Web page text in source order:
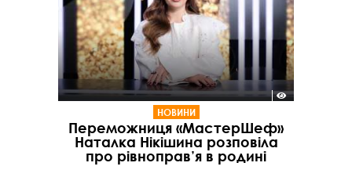
НОВИНИ
Переможниця «МастерШеф»
Наталка Нікішина розповіла
про рівноправ’я в родині